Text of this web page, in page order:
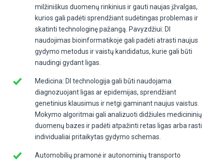
milžiniškus duomenų rinkinius ir gauti naujas įžvalgas,
kurios gali padėti sprendžiant sudėtingas problemas ir
skatinti technologinę pažangą. Pavyzdžiui: DI
naudojimas bioinformatikoje gali padėti atrasti naujus
gydymo metodus ir vaistų kandidatus, kurie gali būti
naudingi gydant ligas.
Medicina: DI technologija gali būti naudojama
diagnozuojant ligas ar epidemijas, sprendžiant
genetinius klausimus ir netgi gaminant naujus vaistus.
Mokymo algoritmai gali analizuoti didžiules medicininių
duomenų bazes ir padėti atpažinti retas ligas arba rasti
individualiai pritaikytas gydymo schemas.
Automobilių pramonė ir autonominių transporto